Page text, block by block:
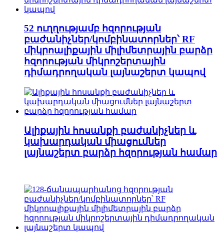
52 ուղղությամբ հզորության
բաժանիչներ/կոմբինատորներ՝ RF
միկրոալիքային միլիմետրային բարձր
հզորության միկրոշերտային
դիմադրողական լայնաշերտ կապով
Ալիքային հոսանքի բաժանիչներ և
կախարդական միացումներ
լայնաշերտ բարձր հզորության համար